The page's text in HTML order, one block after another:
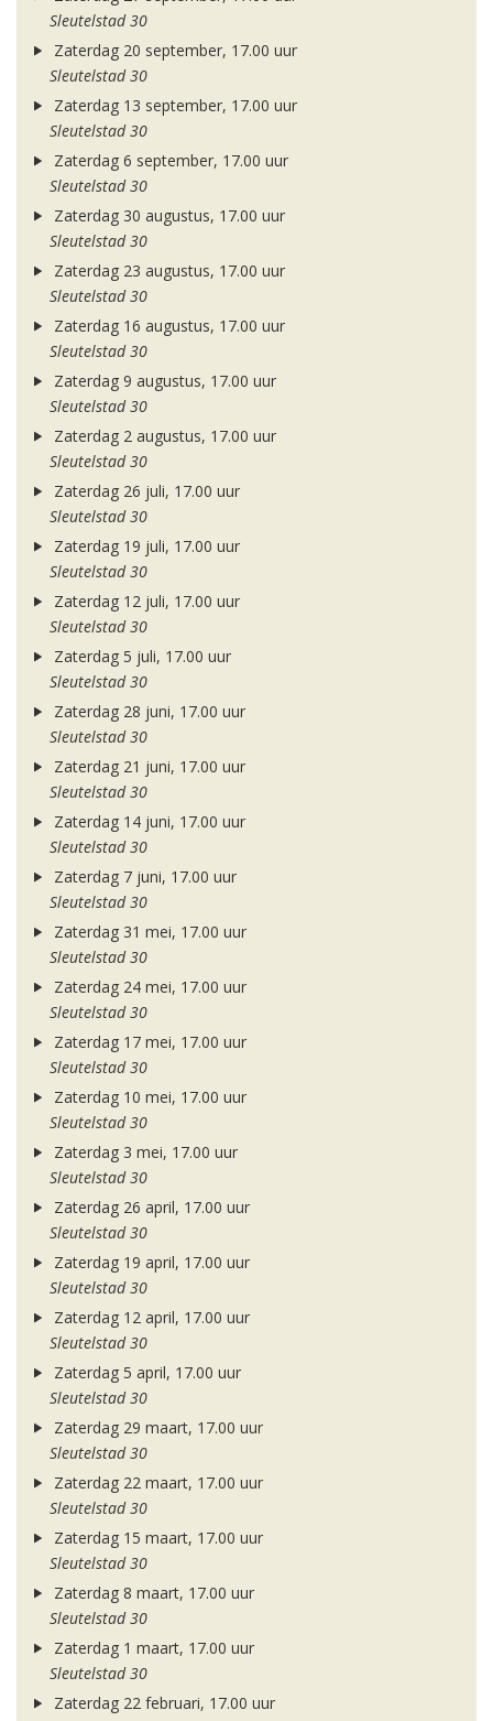
Sleutelstad 30
Zaterdag 20 september, 17.00 uur
Sleutelstad 30
Zaterdag 13 september, 17.00 uur
Sleutelstad 30
Zaterdag 6 september, 17.00 uur
Sleutelstad 30
Zaterdag 30 augustus, 17.00 uur
Sleutelstad 30
Zaterdag 23 augustus, 17.00 uur
Sleutelstad 30
Zaterdag 16 augustus, 17.00 uur
Sleutelstad 30
Zaterdag 9 augustus, 17.00 uur
Sleutelstad 30
Zaterdag 2 augustus, 17.00 uur
Sleutelstad 30
Zaterdag 26 juli, 17.00 uur
Sleutelstad 30
Zaterdag 19 juli, 17.00 uur
Sleutelstad 30
Zaterdag 12 juli, 17.00 uur
Sleutelstad 30
Zaterdag 5 juli, 17.00 uur
Sleutelstad 30
Zaterdag 28 juni, 17.00 uur
Sleutelstad 30
Zaterdag 21 juni, 17.00 uur
Sleutelstad 30
Zaterdag 14 juni, 17.00 uur
Sleutelstad 30
Zaterdag 7 juni, 17.00 uur
Sleutelstad 30
Zaterdag 31 mei, 17.00 uur
Sleutelstad 30
Zaterdag 24 mei, 17.00 uur
Sleutelstad 30
Zaterdag 17 mei, 17.00 uur
Sleutelstad 30
Zaterdag 10 mei, 17.00 uur
Sleutelstad 30
Zaterdag 3 mei, 17.00 uur
Sleutelstad 30
Zaterdag 26 april, 17.00 uur
Sleutelstad 30
Zaterdag 19 april, 17.00 uur
Sleutelstad 30
Zaterdag 12 april, 17.00 uur
Sleutelstad 30
Zaterdag 5 april, 17.00 uur
Sleutelstad 30
Zaterdag 29 maart, 17.00 uur
Sleutelstad 30
Zaterdag 22 maart, 17.00 uur
Sleutelstad 30
Zaterdag 15 maart, 17.00 uur
Sleutelstad 30
Zaterdag 8 maart, 17.00 uur
Sleutelstad 30
Zaterdag 1 maart, 17.00 uur
Sleutelstad 30
Zaterdag 22 februari, 17.00 uur